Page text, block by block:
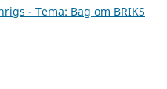
- Tema: Bag om BRIKS